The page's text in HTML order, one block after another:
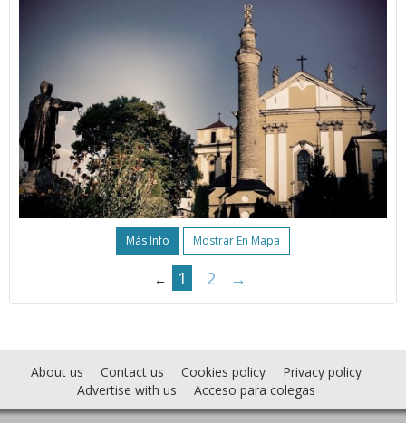
Más Info Mostrar En Mapa
← 1 2 →
About us Contact us Cookies policy
Privacy policy
Advertise with us
Acceso para colegas